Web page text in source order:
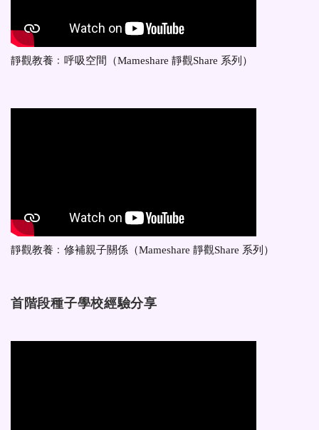
靜觀教養﹕呼吸空間（Mameshare 靜觀Share 系列）
靜觀教養﹕修補親子關係（Mameshare 靜觀Share 系列）
首階段種子學校經驗分享